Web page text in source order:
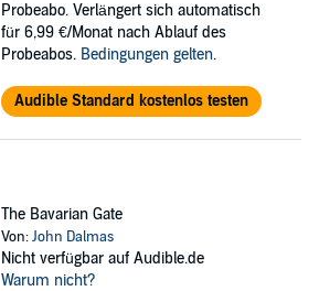
Probeabo. Verlängert sich automatisch
für 6,99 €/Monat nach Ablauf des
Probeabos. Bedingungen gelten.
Audible Standard kostenlos testen
The Bavarian Gate
Von:John Dalmas
Nicht verfügbar auf Audible.de
Warum nicht?